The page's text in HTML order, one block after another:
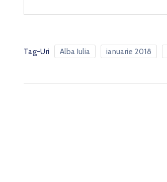
Tag-Uri Alba Iulia ianuarie 2018